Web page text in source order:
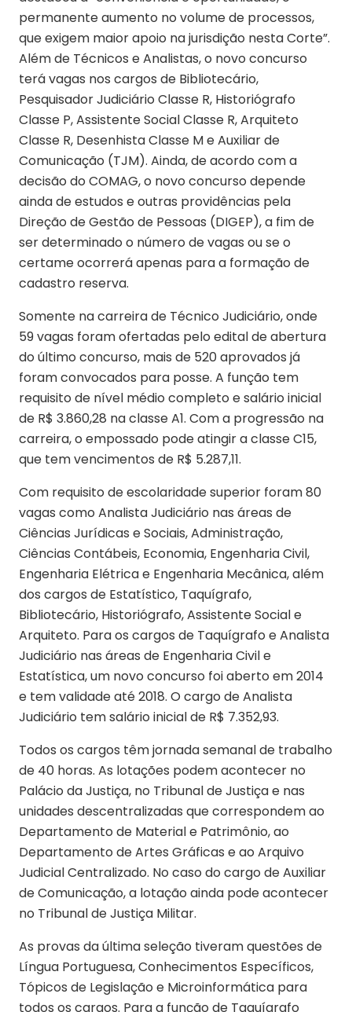
permanente aumento no volume de processos,
que exigem maior apoio na jurisdição nesta Corte”.
Além de Técnicos e Analistas, o novo concurso
terá vagas nos cargos de Bibliotecário,
Pesquisador Judiciário Classe R, Historiógrafo
Classe P, Assistente Social Classe R, Arquiteto
Classe R, Desenhista Classe M e Auxiliar de
Comunicação (TJM). Ainda, de acordo com a
decisão do COMAG, o novo concurso depende
ainda de estudos e outras providências pela
Direção de Gestão de Pessoas (DIGEP), a fim de
ser determinado o número de vagas ou se o
certame ocorrerá apenas para a formação de
cadastro reserva.
Somente na carreira de Técnico Judiciário, onde
59 vagas foram ofertadas pelo edital de abertura
do último concurso, mais de 520 aprovados já
foram convocados para posse. A função tem
requisito de nível médio completo e salário inicial
de R$ 3.860,28 na classe A1. Com a progressão na
carreira, o empossado pode atingir a classe C15,
que tem vencimentos de R$ 5.287,11.
Com requisito de escolaridade superior foram 80
vagas como Analista Judiciário nas áreas de
Ciências Jurídicas e Sociais, Administração,
Ciências Contábeis, Economia, Engenharia Civil,
Engenharia Elétrica e Engenharia Mecânica, além
dos cargos de Estatístico, Taquígrafo,
Bibliotecário, Historiógrafo, Assistente Social e
Arquiteto. Para os cargos de Taquígrafo e Analista
Judiciário nas áreas de Engenharia Civil e
Estatística, um novo concurso foi aberto em 2014
e tem validade até 2018. O cargo de Analista
Judiciário tem salário inicial de R$ 7.352,93.
Todos os cargos têm jornada semanal de trabalho
de 40 horas. As lotações podem acontecer no
Palácio da Justiça, no Tribunal de Justiça e nas
unidades descentralizadas que correspondem ao
Departamento de Material e Patrimônio, ao
Departamento de Artes Gráficas e ao Arquivo
Judicial Centralizado. No caso do cargo de Auxiliar
de Comunicação, a lotação ainda pode acontecer
no Tribunal de Justiça Militar.
As provas da última seleção tiveram questões de
Língua Portuguesa, Conhecimentos Específicos,
Tópicos de Legislação e Microinformática para
todos os cargos. Para a função de Taquígrafo